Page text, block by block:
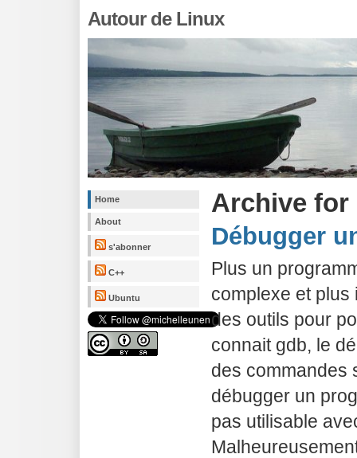
Autour de Linux
Home
About
s'abonner
C++
Ubuntu
Archive for
Débugger
Plus un
complexe et plus
des outils pour
connait gdb, le
des commandes
débugger un
pas utilisable